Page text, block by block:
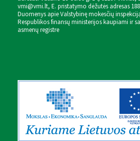
vmi@vmi.lt, E. pristatymo dėžutės adresas
Duomenys apie Valstybinę mokesčių
Respublikos finansų ministerijos kaupiami ir
asmenų registre